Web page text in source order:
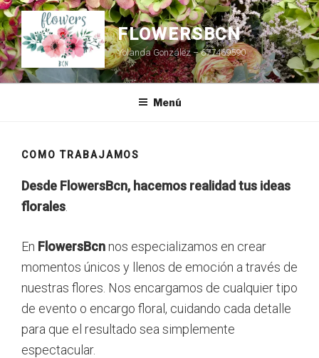
Ir
al
contenido
FLOWERSBCN
Yolanda González – 677469590
Menú
COMO TRABAJAMOS
Desde FlowersBcn, hacemos realidad tus ideas
florales
En FlowersBcn nos especializamos en crear
momentos únicos y llenos de emoción a través de
nuestras flores. Nos encargamos de cualquier tipo
de evento o encargo floral, cuidando cada detalle
para que el resultado sea simplemente
espectacular.